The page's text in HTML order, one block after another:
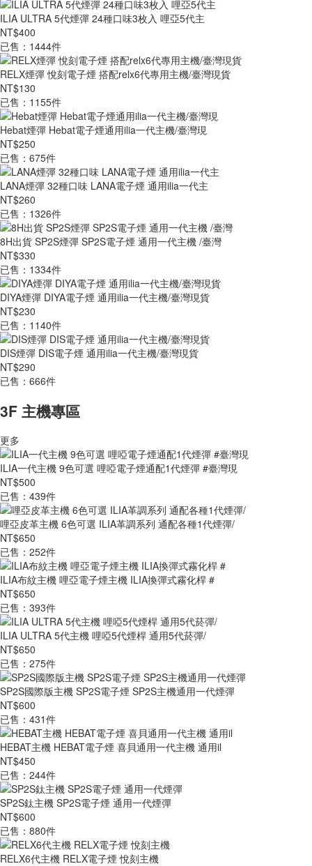
ILIA ULTRA 5代煙彈 24種口味3枚入 哩亞5代主
NT$400
已售：1444件
RELX煙彈 悅刻電子煙 搭配relx6代專用主機/臺灣現貨
NT$130
已售：1155件
Hebat煙彈 Hebat電子煙通用ilia一代主機/臺灣現
NT$250
已售：675件
LANA煙彈 32種口味 LANA電子煙 通用ilia一代主
NT$260
已售：1326件
8H出貨 SP2S煙彈 SP2S電子煙 通用一代主機 /臺灣
NT$330
已售：1334件
DIYA煙彈 DIYA電子煙 通用ilia一代主機/臺灣現貨
NT$230
已售：1140件
DIS煙彈 DIS電子煙 通用ilia一代主機/臺灣現貨
NT$290
已售：666件
3F 主機專區
更多
ILIA一代主機 9色可選 哩啞電子煙通配1代煙彈 #臺灣現
NT$500
已售：439件
哩亞皮革主機 6色可選 ILIA革調系列 通配各種1代煙彈/
NT$650
已售：252件
ILIA布紋主機 哩亞電子煙主機 ILIA換彈式霧化桿 #
NT$650
已售：393件
ILIA ULTRA 5代主機 哩啞5代煙桿 通用5代菸彈/
NT$650
已售：275件
SP2S國際版主機 SP2S電子煙 SP2S主機通用一代煙彈
NT$600
已售：431件
HEBAT主機 HEBAT電子煙 喜貝通用一代主機 通用il
NT$450
已售：244件
SP2S鈦主機 SP2S電子煙 通用一代煙彈
NT$600
已售：880件
RELX6代主機 RELX電子煙 悅刻主機